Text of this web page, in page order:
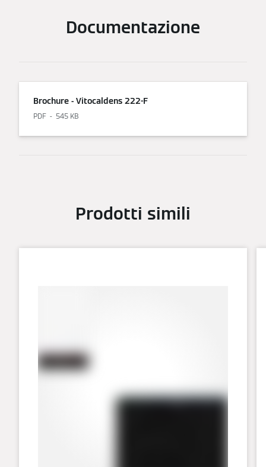
Documentazione
Brochure - Vitocaldens 222-F
PDF 545 KB
Prodotti simili